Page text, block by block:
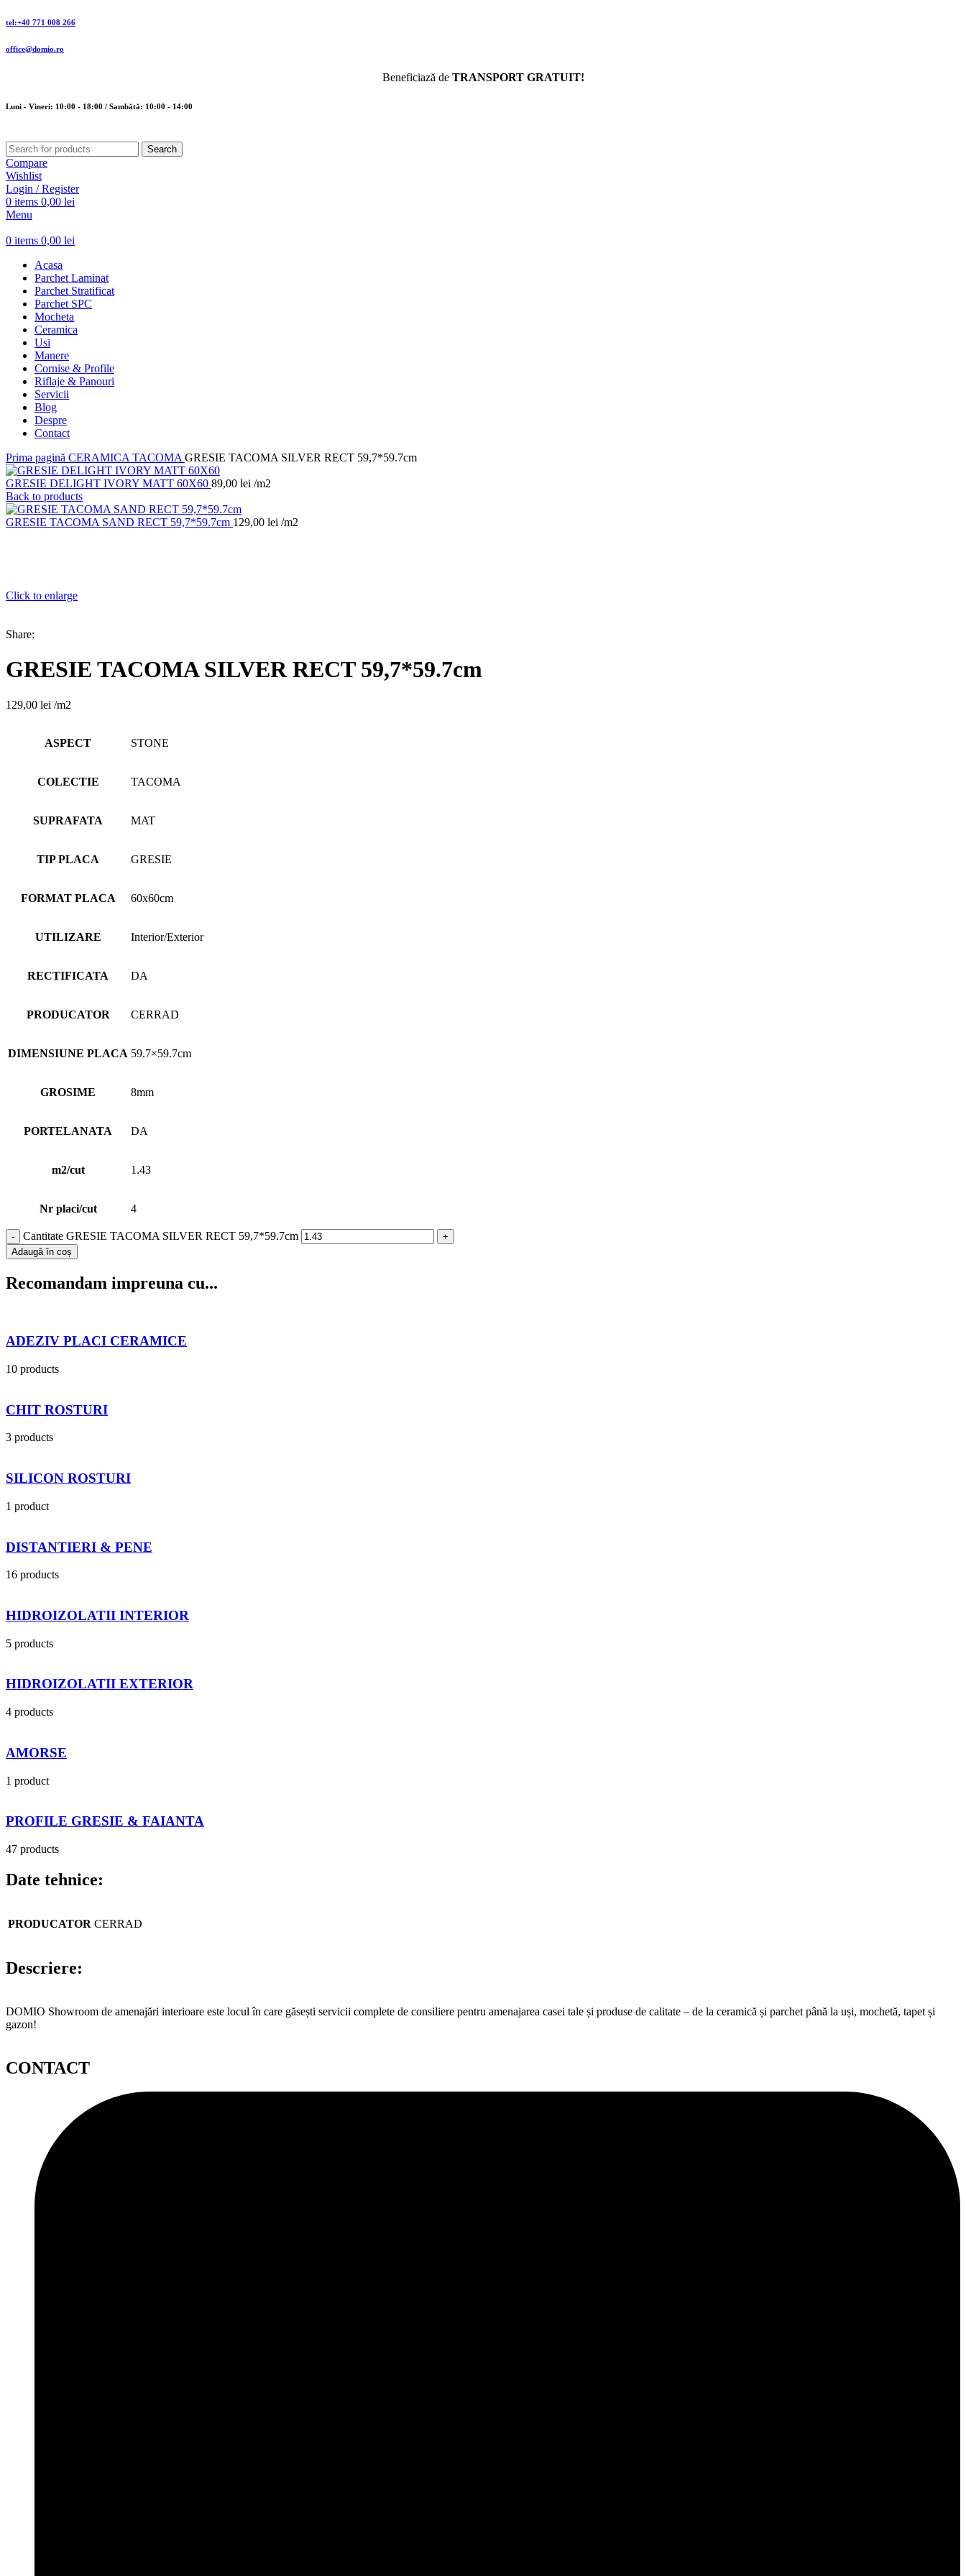
tel:+40 771 008 266
office@domio.ro
Beneficiază de TRANSPORT GRATUIT!
Luni - Vineri: 10:00 - 18:00 / Sambătă: 10:00 - 14:00
Search
Compare
Wishlist
Login / Register
0 items 0,00 lei
Menu
0 items 0,00 lei
Acasa
Parchet Laminat
Parchet Stratificat
Parchet SPC
Mocheta
Ceramica
Usi
Manere
Cornise & Profile
Riflaje & Panouri
Servicii
Blog
Despre
Contact
Prima pagină CERAMICA TACOMA GRESIE TACOMA SILVER RECT 59,7*59.7cm
GRESIE DELIGHT IVORY MATT 60X60 89,00 lei /m2
Back to products
GRESIE TACOMA SAND RECT 59,7*59.7cm 129,00 lei /m2
Click to enlarge
Share:
GRESIE TACOMA SILVER RECT 59,7*59.7cm
129,00 lei /m2
ASPECT STONE
COLECTIE TACOMA
SUPRAFATA MAT
TIP PLACA GRESIE
FORMAT PLACA 60x60cm
UTILIZARE Interior/Exterior
RECTIFICATA DA
PRODUCATOR CERRAD
DIMENSIUNE PLACA 59.7×59.7cm
GROSIME 8mm
PORTELANATA DA
m2/cut 1.43
Nr placi/cut 4
Cantitate GRESIE TACOMA SILVER RECT 59,7*59.7cm
Adaugă în coș
Recomandam impreuna cu...
ADEZIV PLACI CERAMICE
10 products
CHIT ROSTURI
3 products
SILICON ROSTURI
1 product
DISTANTIERI & PENE
16 products
HIDROIZOLATII INTERIOR
5 products
HIDROIZOLATII EXTERIOR
4 products
AMORSE
1 product
PROFILE GRESIE & FAIANTA
47 products
Date tehnice:
PRODUCATOR CERRAD
Descriere:
DOMIO Showroom de amenajări interioare este locul în care găsești servicii complete de consiliere pentru amenajarea casei tale și produse de calitate – de la ceramică și parchet până la uși, mochetă, tapet și
gazon!
CONTACT